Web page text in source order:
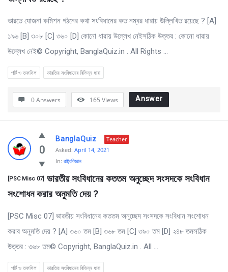
ভারতে যোজনা কমিশন গঠনের কথা সংবিধানের কত নম্বর ধারায় উল্লিখিত রয়েছে ? [A]
১৯৬ [B] ৩০৮ [C] ৩৬০ [D] কোনো ধারায় উল্লেখ নেইসঠিক উত্তর : কোনো ধারায়
উল্লেখ নেই© Copyright, BanglaQuiz.in . All Rights ...
পার্ট ও তফসিল ভারতিয় সংবিধানের বিভিন্ন ধারা
0 Answers 165 Views Answer
0
BanglaQuiz
Teacher
Asked: April 14, 2021
In: রাষ্ট্রবিজ্ঞান
[PSC Misc 07] ভারতীয় সংবিধানের কততম অনুচ্ছেদ সংসদকে সংবিধান
সংশোধন করার অনুমতি দেয় ?
[PSC Misc 07] ভারতীয় সংবিধানের কততম অনুচ্ছেদ সংসদকে সংবিধান সংশোধন
করার অনুমতি দেয় ? [A] ৩৬০ তম [B] ৩৬৮ তম [C] ৩৯০ তম [D] ২৪৮ তমসঠিক
উত্তর : ৩৬৮ তম© Copyright, BanglaQuiz.in . All ...
পার্ট ও তফসিল ভারতিয় সংবিধানের বিভিন্ন ধারা